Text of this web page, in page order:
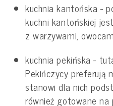
kuchnia kantońska -
kuchni kantońskiej
z warzywami,
kuchnia pekińska -
Pekińczycy preferują
stanowi dla nich
również gotowane na